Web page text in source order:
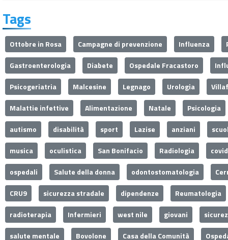
Tags
Ottobre in Rosa Campagne di prevenzione Influenza
Gastroenterologia
Diabete Ospedale Fracastoro
Psicogeriatria
Malcesine Legnago Urologia
Malattie infettive
Alimentazione Natale
Psicologia
autismo
disabilità sport Lazise anziani
musica
oculistica San Bonifacio Radiologia
ospedali
Salute della donna odontostomatologia
CRU9
sicurezza stradale dipendenze
Reumatologia
radioterapia
Infermieri west nile giovani
salute mentale
Bovolone Casa della Comunità